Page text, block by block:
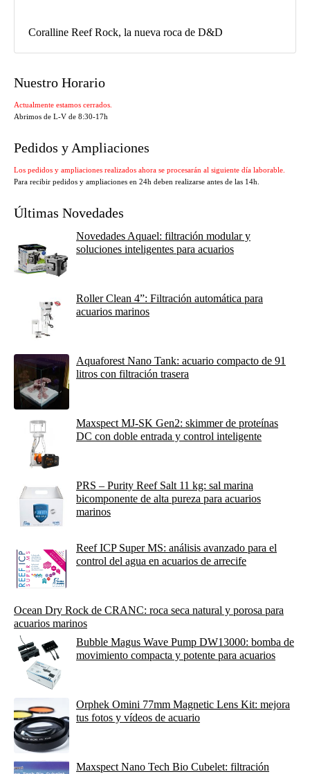
Coralline Reef Rock, la nueva roca de D&D
Nuestro Horario
Actualmente estamos cerrados.
Abrimos de L-V de 8:30-17h
Pedidos y Ampliaciones
Los pedidos y ampliaciones realizados ahora se procesarán al siguiente día laborable.
Para recibir pedidos y ampliaciones en 24h deben realizarse antes de las 14h.
Últimas Novedades
Novedades Aquael: filtración modular y
soluciones inteligentes para acuarios
Roller Clean 4”: Filtración automática para
acuarios marinos
Aquaforest Nano Tank: acuario compacto de 91
litros con filtración trasera
Maxspect MJ-SK Gen2: skimmer de proteínas
DC con doble entrada y control inteligente
PRS – Purity Reef Salt 11 kg: sal marina
bicomponente de alta pureza para acuarios
marinos
Reef ICP Super MS: análisis avanzado para el
control del agua en acuarios de arrecife
Ocean Dry Rock de CRANC: roca seca natural y porosa para
acuarios marinos
Bubble Magus Wave Pump DW13000: bomba de
movimiento compacta y potente para acuarios
Orphek Omini 77mm Magnetic Lens Kit: mejora
tus fotos y vídeos de acuario
Maxspect Nano Tech Bio Cubelet: filtración